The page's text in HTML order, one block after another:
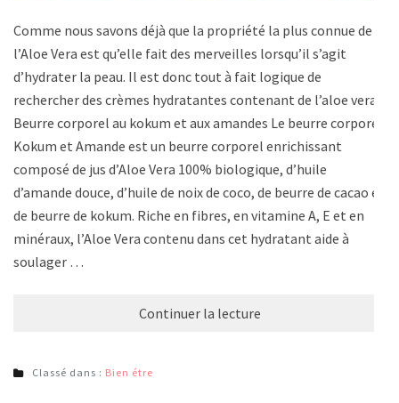
Comme nous savons déjà que la propriété la plus connue de
l’Aloe Vera est qu’elle fait des merveilles lorsqu’il s’agit
d’hydrater la peau. Il est donc tout à fait logique de
rechercher des crèmes hydratantes contenant de l’aloe vera.
Beurre corporel au kokum et aux amandes Le beurre corporel
Kokum et Amande est un beurre corporel enrichissant
composé de jus d’Aloe Vera 100% biologique, d’huile
d’amande douce, d’huile de noix de coco, de beurre de cacao et
de beurre de kokum. Riche en fibres, en vitamine A, E et en
minéraux, l’Aloe Vera contenu dans cet hydratant aide à
soulager …
Continuer la lecture
Classé dans : Bien étre